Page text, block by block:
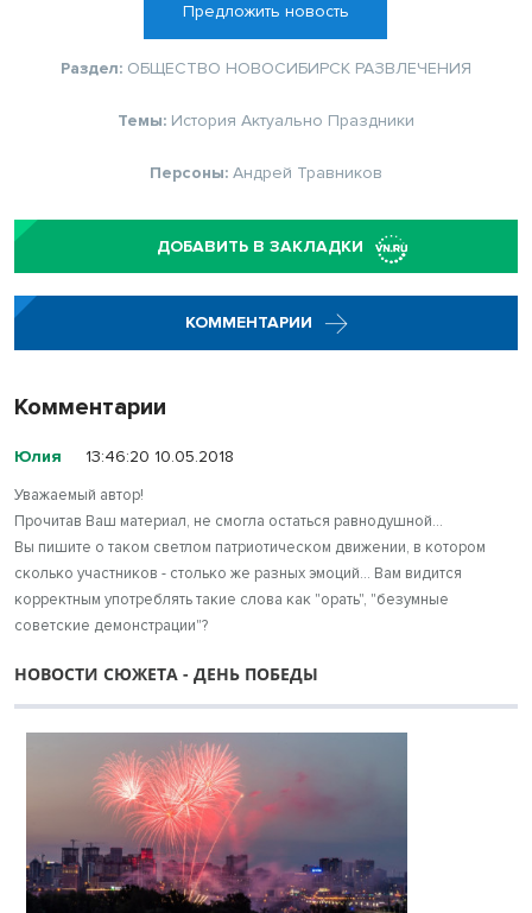
Предложить новость
Раздел: ОБЩЕСТВО НОВОСИБИРСК РАЗВЛЕЧЕНИЯ
Темы: История Актуально Праздники
Персоны: Андрей Травников
ДОБАВИТЬ В ЗАКЛАДКИ
КОММЕНТАРИИ
Комментарии
Юлия 13:46:20 10.05.2018
Уважаемый автор!
Прочитав Ваш материал, не смогла остаться равнодушной...
Вы пишите о таком светлом патриотическом движении, в котором
сколько участников - столько же разных эмоций... Вам видится
корректным употреблять такие слова как "орать", "безумные
советские демонстрации"?
НОВОСТИ СЮЖЕТА - ДЕНЬ ПОБЕДЫ